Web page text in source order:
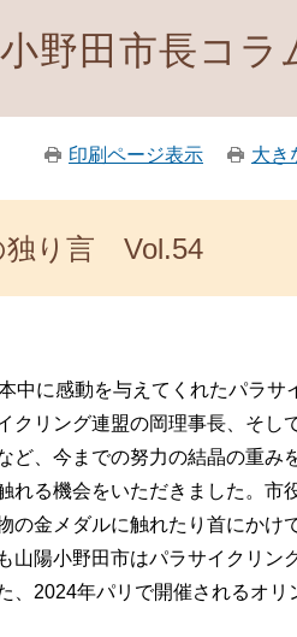
野田市長コラ
印刷ページ表示 大き
独り言 Vol.54
中に感動を与えてくれたパラサ
クリング連盟の岡理事長、そ
ど、今までの努力の結晶の重み
れる機会をいただきました。
の金メダルに触れたり首にかけ
山陽小野田市はパラサイクリ
、2024年パリで開催されるオ